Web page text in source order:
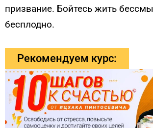
призвание. Бойтесь жить
бесплодно.
Рекомендуем курс: